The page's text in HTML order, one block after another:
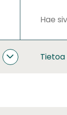
Hakusanat
YHTEISTYÖ